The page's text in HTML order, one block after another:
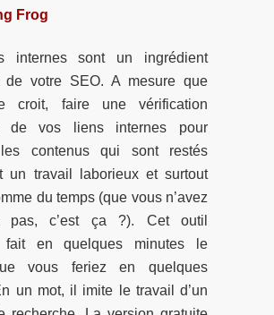
Frog
internes sont un ingrédient
de votre SEO. A mesure que
croit, faire une vérification
de vos liens internes pour
contenus qui sont restés
un travail laborieux et surtout
du temps (que vous n’avez
pas, c’est ça ?). Cet outil
fait en quelques minutes le
vous feriez en quelques
un mot, il imite le travail d’un